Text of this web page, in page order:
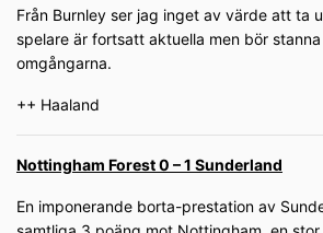
Från Burnley ser jag inget av värde att ta
spelare är fortsatt aktuella men bör
omgångarna.
++ Haaland
Nottingham Forest 0 – 1 Sunderland
En imponerande borta-prestation av